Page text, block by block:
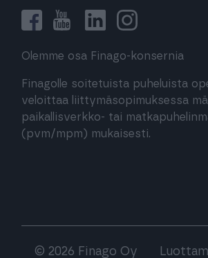
Olemme osa Finago-konsernia
Finagolle soitetuista puheluista
veloittaa liittymäsopimuksessa
paikallisverkko- tai
(pvm/mpm) mukaisesti.
© 2026 Finago Oy